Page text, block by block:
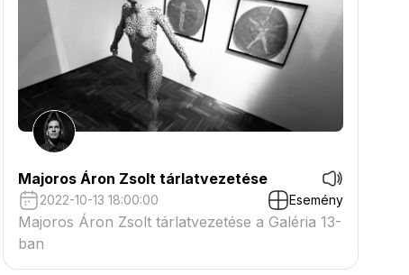
Majoros Áron Zsolt tárlatvezetése
2022-10-13 18:00:00 Esemény
Majoros Áron Zsolt tárlatvezetése a Galéria 13-
ban